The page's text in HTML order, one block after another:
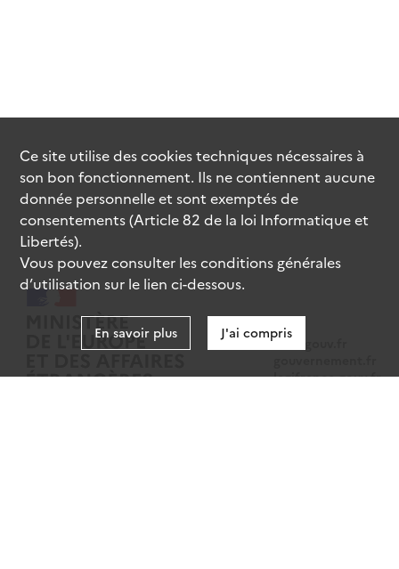
data.gouv.fr
legifrance.gouv.fr
Ce site utilise descookiestechniques nécessaires à
son bon fonctionnement. Ils ne contiennent aucune
donnée personnelle et sont exemptés de
consentements (Article 82 de la loi Informatique et
Libertés).
Vous pouvez consulter les conditions générales
d’utilisation sur le lien ci-dessous.
En savoir plus J'ai compris